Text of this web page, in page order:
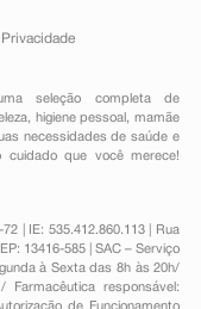
seleção completa de
, higiene pessoal ,mamãe
necessidades de saúde e
cuidado que você merece!
| IE: 535.412.860.113 | Rua
13416-585 | SAC – Serviço
à Sexta das 8h às 20h/
responsável:
de Funcionamento